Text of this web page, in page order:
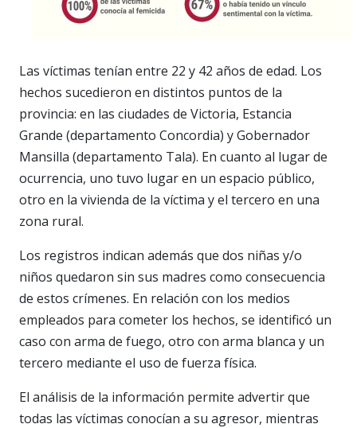
Las víctimas tenían entre 22 y 42 años de edad. Los
hechos sucedieron en distintos puntos de la
provincia: en las ciudades de Victoria, Estancia
Grande (departamento Concordia) y Gobernador
Mansilla (departamento Tala). En cuanto al lugar de
ocurrencia, uno tuvo lugar en un espacio público,
otro en la vivienda de la víctima y el tercero en una
zona rural.
Los registros indican además que dos niñas y/o
niños quedaron sin sus madres como consecuencia
de estos crímenes. En relación con los medios
empleados para cometer los hechos, se identificó un
caso con arma de fuego, otro con arma blanca y un
tercero mediante el uso de fuerza física.
El análisis de la información permite advertir que
todas las víctimas conocían a su agresor, mientras